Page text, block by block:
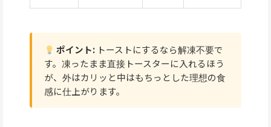
ポイント:トーストにするなら解凍不要で
す。凍ったまま直接トースターに入れるほう
が、外はカリッと中はもちっとした理想の食
感に仕上がります。